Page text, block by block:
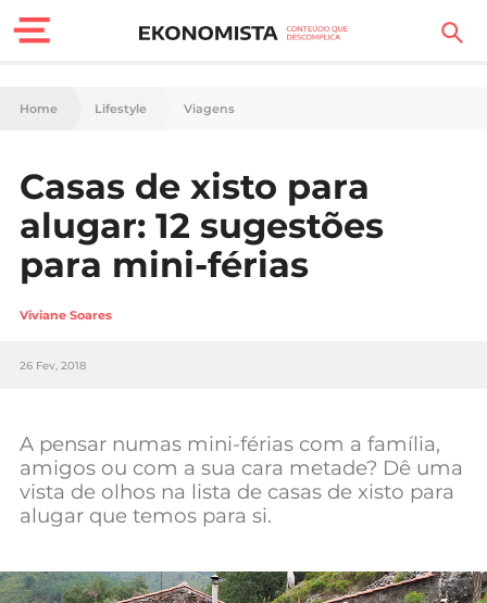
Finanças Pessoais
Carreira
Casa
Lifestyle
Sociedade
Negócios
Mundial 2026
Home Lifestyle Viagens
Casas de xisto para
alugar: 12 sugestões
para mini-férias
Viviane Soares
26 Fev, 2018
A pensar numas mini-férias com a família,
amigos ou com a sua cara metade? Dê uma
vista de olhos na lista de casas de xisto para
alugar que temos para si.